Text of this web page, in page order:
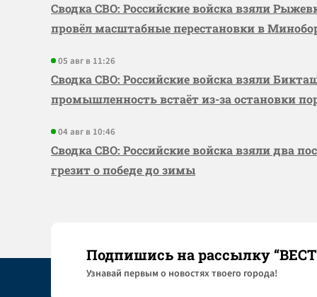
Сводка СВО: Российские войска взяли
провёл масштабные перестановки в
05 авг в 11:26
Сводка СВО: Российские войска взяли
промышленность встаёт из-за остановки
04 авг в 10:46
Сводка СВО: Российские войска взяли два
грезит о победе до зимы
Подпишись на рассылку
Узнaвай первым о новостях твоего города!